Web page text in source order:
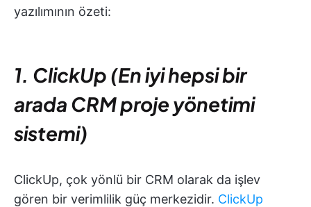
yazılımının özeti:
1. ClickUp (En iyi hepsi bir
arada CRM proje yönetimi
sistemi)
ClickUp, çok yönlü bir CRM olarak da işlev
gören bir verimlilik güç merkezidir. ClickUp